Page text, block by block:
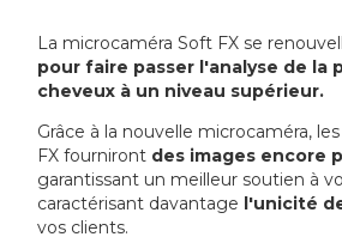
La microcaméra Soft FX se
pour faire passer l'analyse de la
cheveux à un niveau supérieur.
Grâce à la nouvelle microcaméra,
FX fourniront des images encore
garantissant un meilleur soutien à
caractérisant davantage l'unicité
vos clients.